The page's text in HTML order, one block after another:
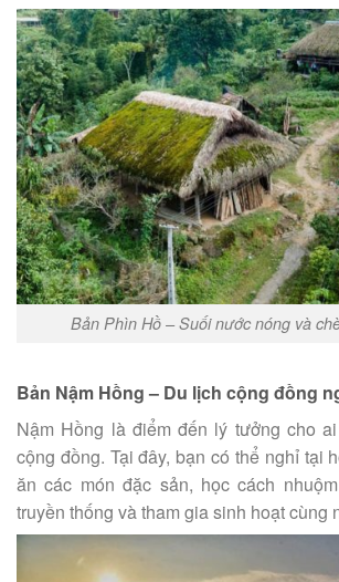
Bản Phìn Hồ – Suối nước nóng và
Bản Nậm Hồng – Du lịch cộng đồng
Nậm Hồng là điểm đến lý tưởng cho
cộng đồng. Tại đây, bạn có thể nghỉ tại
ăn các món đặc sản, học cách
truyền thống và tham gia sinh hoạt cùng